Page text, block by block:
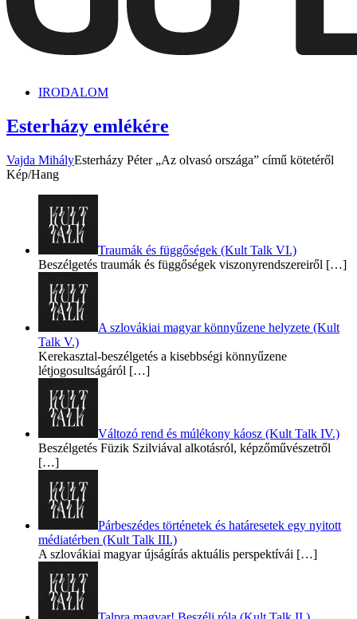
IRODALOM
Esterházy emlékére
Vajda MihályEsterházy Péter „Az olvasó országa” című kötetéről
Kép/Hang
Traumák és függőségek (Kult Talk VI.)
Beszélgetés traumák és függőségek viszonyrendszereiről […]
A szlovákiai magyar könnyűzene helyzete (Kult
Talk V.)
Kerekasztal-beszélgetés a kisebbségi könnyűzene
létjogosultságáról […]
Változó rend és múlékony káosz (Kult Talk IV.)
Beszélgetés Füzik Szilviával alkotásról, képzőművészetről
[…]
Párbeszédes történetek és határesetek egy nyitott
médiatérben (Kult Talk III.)
A szlovákiai magyar újságírás aktuális perspektívái […]